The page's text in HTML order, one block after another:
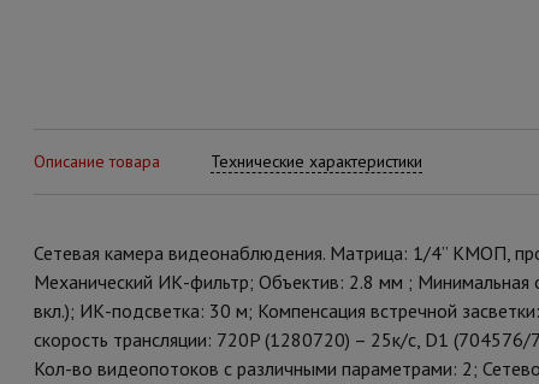
Описание товара Технические характеристики
Сетевая камера видеонаблюдения. Матрица: 1/4” КМОП,
Механический ИК-фильтр; Объектив: 2.8 мм ;
вкл.); ИК-подсветка: 30 м; Компенсация встречной
скорость трансляции: 720P (1280720) – 25к/с, D1
Кол-во видеопотоков c различными параметрами: 2;